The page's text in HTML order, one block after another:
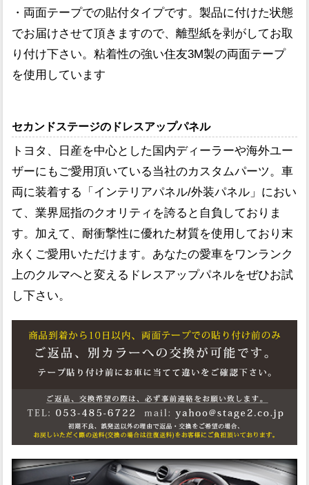
・両面テープでの貼付タイプです。製品に付けた状態
でお届けさせて頂きますので、離型紙を剥がしてお取
り付け下さい。粘着性の強い住友3M製の両面テープ
を使用しています
セカンドステージのドレスアップパネル
トヨタ、日産を中心とした国内ディーラーや海外ユー
ザーにもご愛用頂いている当社のカスタムパーツ。車
両に装着する「インテリアパネル/外装パネル」におい
て、業界屈指のクオリティを誇ると自負しておりま
す。加えて、耐衝撃性に優れた材質を使用しており末
永くご愛用いただけます。あなたの愛車をワンランク
上のクルマへと変えるドレスアップパネルをぜひお試
し下さい。